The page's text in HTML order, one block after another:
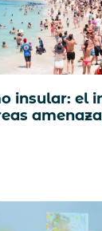
insular: el